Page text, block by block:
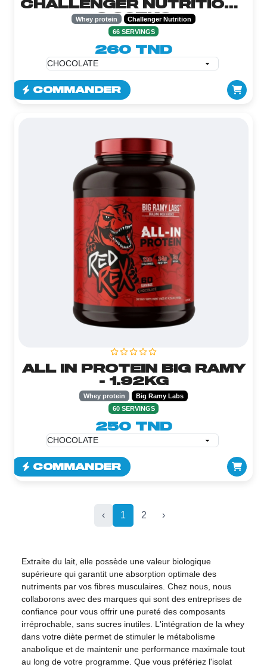
CHALLENGER NUTRITION -
2.267KG
Whey protein
Challenger Nutrition
66 SERVINGS
260 TND
COMMANDER
ALL IN PROTEIN BIG RAMY
- 1.92KG
Whey protein
Big Ramy Labs
60 SERVINGS
250 TND
COMMANDER
‹ 1 2 ›
Extraite du lait, elle possède une valeur biologique
supérieure qui garantit une absorption optimale des
nutriments par vos fibres musculaires. Chez nous, nous
collaborons avec des marques qui sont des entreprises de
confiance pour vous offrir une pureté des composants
irréprochable, sans sucres inutiles. L'intégration de la whey
dans votre diète permet de stimuler le métabolisme
anabolique et de maintenir une performance maximale tout
au long de votre programme. Que vous préfériez l'isolat